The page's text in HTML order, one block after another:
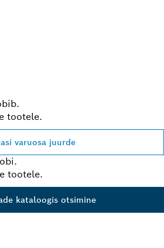
tootele.
varuosa juurde
tootele.
kataloogis otsimine